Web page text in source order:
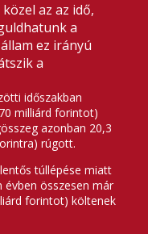
az az idő,
a
ez irányú
a
időszakban
milliárd forintot)
azonban 20,3
rúgott.
túllépése miatt
összesen már
forintot) költenek